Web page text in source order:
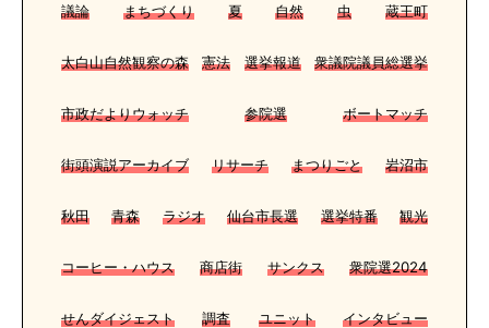
議論 まちづくり 夏 自然 虫 蔵王町
太白山自然観察の森 憲法 選挙報道 衆議院議員総選挙
市政だよりウォッチ 参院選 ボートマッチ
街頭演説アーカイブ リサーチ まつりごと 岩沼市
秋田 青森 ラジオ 仙台市長選 選挙特番 観光
コーヒー・ハウス 商店街 サンクス 衆院選2024
せんダイジェスト 調査 ユニット インタビュー